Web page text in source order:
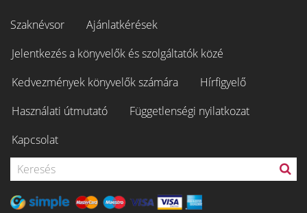
Szaknévsor
Ajánlatkérések
Jelentkezés a könyvelők és szolgáltatók közé
Kedvezmények könyvelők számára
Hírfigyelő
Használati útmutató
Függetlenségi nyilatkozat
Kapcsolat